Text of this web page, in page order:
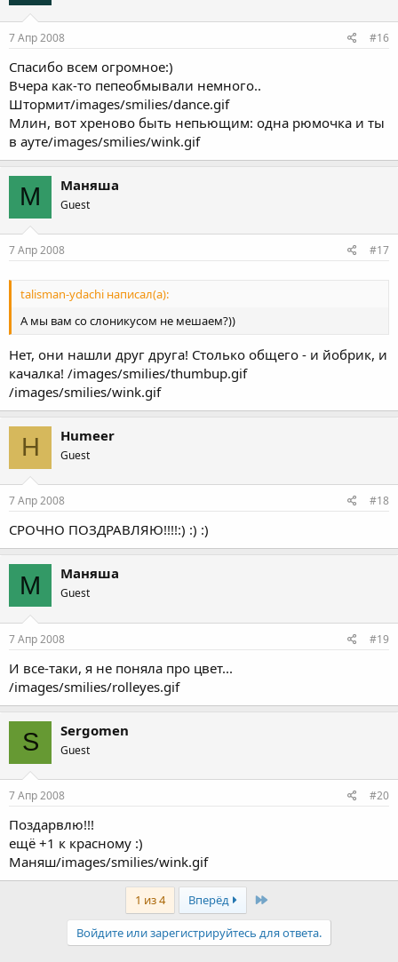
7 Апр 2008 #16
Спасибо всем огромное:)
Вчера как-то пепеобмывали немного..
Штормит/images/smilies/dance.gif
Млин, вот хреново быть непьющим: одна рюмочка и ты
в ауте/images/smilies/wink.gif
М Маняша
Guest
7 Апр 2008 #17
talisman-ydachi написал(а):
А мы вам со слоникусом не мешаем?))
Нет, они нашли друг друга! Столько общего - и йобрик, и
качалка! /images/smilies/thumbup.gif
/images/smilies/wink.gif
H Humeer
Guest
7 Апр 2008 #18
СРОЧНО ПОЗДРАВЛЯЮ!!!!:) :) :)
М Маняша
Guest
7 Апр 2008 #19
И все-таки, я не поняла про цвет...
/images/smilies/rolleyes.gif
S Sergomen
Guest
7 Апр 2008 #20
Поздарвлю!!!
ещё +1 к красному :)
Маняш/images/smilies/wink.gif
1 из 4 Вперёд Last
Войдите или зарегистрируйтесь для ответа.